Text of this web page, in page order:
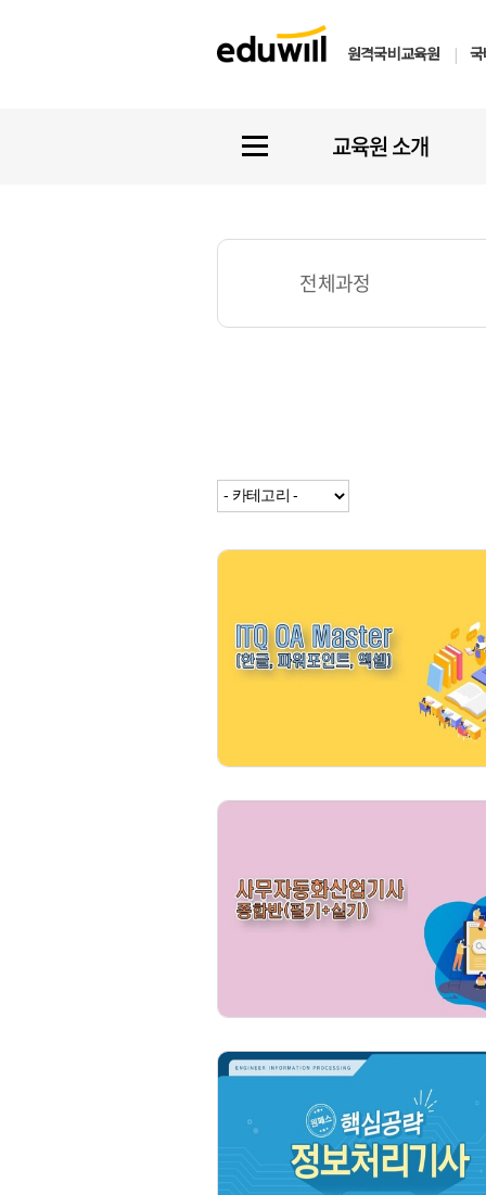
원격국비교육원 |
교육원 소개
전체과정